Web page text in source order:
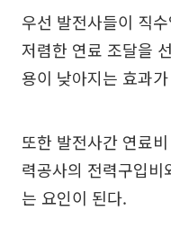
우선 발전사들이 직
저렴한 연료 조달을
용이 낮아지는 효과
또한 발전사간 연료
력공사의 전력구입비
는 요인이 된다.